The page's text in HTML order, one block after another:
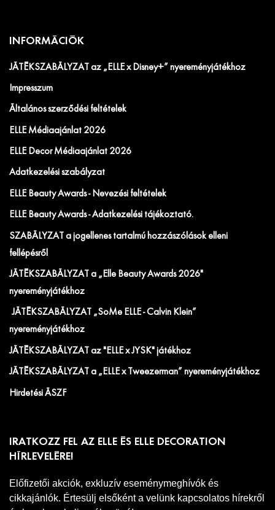
INFORMÁCIÓK
JÁTÉKSZABÁLYZAT az „ELLE x Disney+” nyereményjátékhoz
Impresszum
Általános szerződési feltételek
ELLE Médiaajánlat 2026
ELLE Decor Médiaajánlat 2026
Adatkezelési szabályzat
ELLE Beauty Awards - Nevezési feltételek
ELLE Beauty Awards - Adatkezelési tájékoztató.
SZABÁLYZAT a jogellenes tartalmú hozzászólások elleni
fellépésről
JÁTÉKSZABÁLYZAT a „Elle Beauty Awards 2026"
nyereményjátékhoz
JÁTÉKSZABÁLYZAT „SoMe ELLE - Calvin Klein”
nyereményjátékhoz
JÁTÉKSZABÁLYZAT az "ELLE x JYSK" játékhoz
JÁTÉKSZABÁLYZAT a „ELLE x Tweezerman” nyereményjátékhoz
Hirdetési ÁSZF
IRATKOZZ FEL AZ ELLE ÉS ELLE DECORATION
HÍRLEVELÉRE!
Előfizetői akciók, exkluzív eseménymeghívók és
cikkajánlók. Értesülj elsőként a velünk kapcsolatos hírekről